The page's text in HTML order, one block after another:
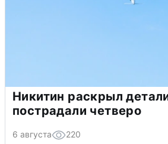
Никитин раскрыл
пострадали четверо
6 августа 220